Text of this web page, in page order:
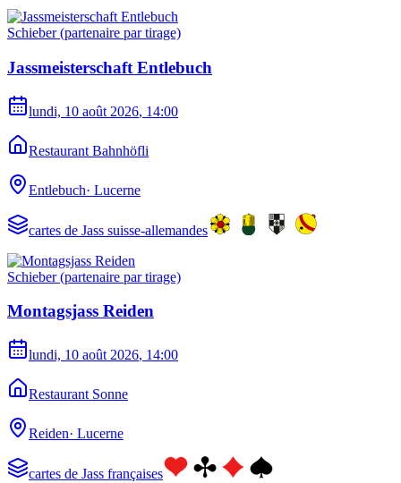
Schieber (partenaire par tirage)
Jassmeisterschaft Entlebuch
lundi, 10 août 2026, 14:00
Restaurant Bahnhöfli
Entlebuch· Lucerne
cartes de Jass suisse-allemandes
Schieber (partenaire par tirage)
Montagsjass Reiden
lundi, 10 août 2026, 14:00
Restaurant Sonne
Reiden· Lucerne
cartes de Jass françaises